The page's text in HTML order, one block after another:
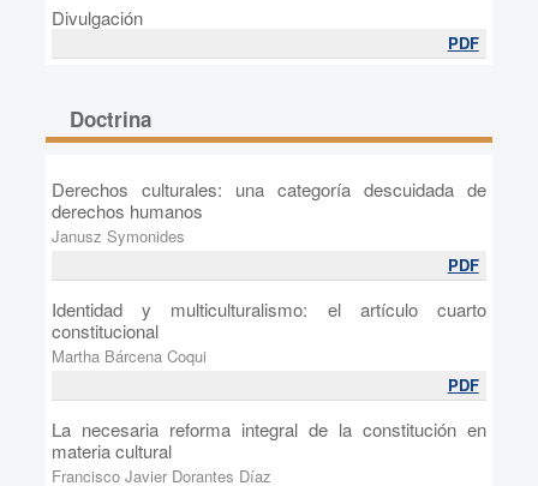
Divulgación
PDF
Doctrina
Derechos culturales: una categoría descuidada de
derechos humanos
Janusz Symonides
PDF
Identidad y multiculturalismo: el artículo cuarto
constitucional
Martha Bárcena Coqui
PDF
La necesaria reforma integral de la constitución en
materia cultural
Francisco Javier Dorantes Díaz